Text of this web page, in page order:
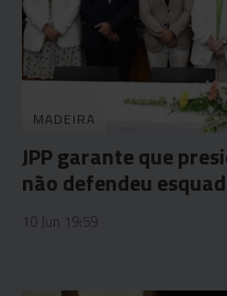
MADEIRA
JPP garante que
não defendeu
10 Jun 19:59